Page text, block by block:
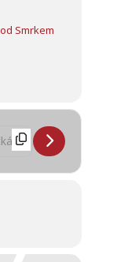
Smrkem
pný ryb v- Víkend